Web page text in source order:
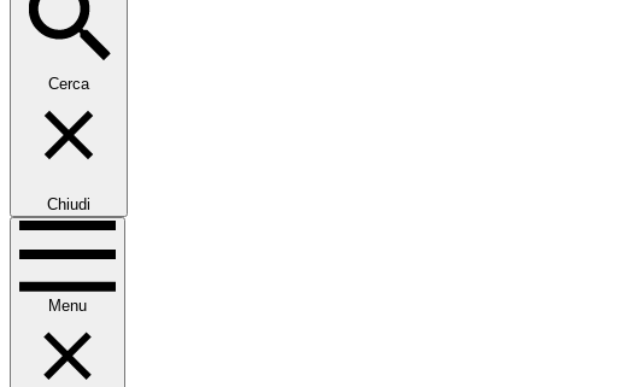
Cerca
Chiudi
Menu